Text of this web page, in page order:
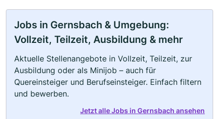
Jobs in Gernsbach & Umgebung:
Vollzeit, Teilzeit, Ausbildung & mehr
Aktuelle Stellenangebote in Vollzeit, Teilzeit, zur
Ausbildung oder als Minijob – auch für
Quereinsteiger und Berufseinsteiger. Einfach filtern
und bewerben.
Jetzt alle Jobs in Gernsbach ansehen